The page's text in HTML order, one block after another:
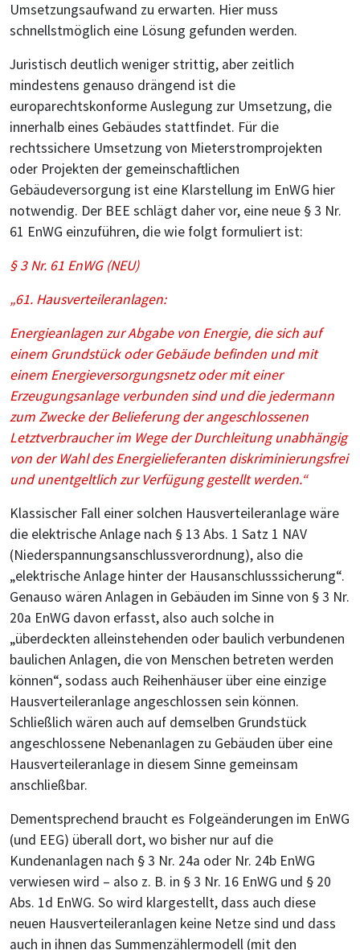
Umsetzungsaufwand zu erwarten. Hier muss
schnellstmöglich eine Lösung gefunden werden.
Juristisch deutlich weniger strittig, aber zeitlich
mindestens genauso drängend ist die
europarechtskonforme Auslegung zur Umsetzung, die
innerhalb eines Gebäudes stattfindet. Für die
rechtssichere Umsetzung von Mieterstromprojekten
oder Projekten der gemeinschaftlichen
Gebäudeversorgung ist eine Klarstellung im EnWG hier
notwendig. Der BEE schlägt daher vor, eine neue § 3 Nr.
61 EnWG einzuführen, die wie folgt formuliert ist:
§ 3 Nr. 61 EnWG (NEU)
„61. Hausverteileranlagen:
Energieanlagen zur Abgabe von Energie, die sich auf
einem Grundstück oder Gebäude befinden und mit
einem Energieversorgungsnetz oder mit einer
Erzeugungsanlage verbunden sind und die jedermann
zum Zwecke der Belieferung der angeschlossenen
Letztverbraucher im Wege der Durchleitung unabhängig
von der Wahl des Energielieferanten diskriminierungsfrei
und unentgeltlich zur Verfügung gestellt werden.“
Klassischer Fall einer solchen Hausverteileranlage wäre
die elektrische Anlage nach § 13 Abs. 1 Satz 1 NAV
(Niederspannungsanschlussverordnung), also die
„elektrische Anlage hinter der Hausanschlusssicherung“.
Genauso wären Anlagen in Gebäuden im Sinne von § 3 Nr.
20a EnWG davon erfasst, also auch solche in
„überdeckten alleinstehenden oder baulich verbundenen
baulichen Anlagen, die von Menschen betreten werden
können“, sodass auch Reihenhäuser über eine einzige
Hausverteileranlage angeschlossen sein können.
Schließlich wären auch auf demselben Grundstück
angeschlossene Nebenanlagen zu Gebäuden über eine
Hausverteileranlage in diesem Sinne gemeinsam
anschließbar.
Dementsprechend braucht es Folgeänderungen im EnWG
(und EEG) überall dort, wo bisher nur auf die
Kundenanlagen nach § 3 Nr. 24a oder Nr. 24b EnWG
verwiesen wird – also z. B. in § 3 Nr. 16 EnWG und § 20
Abs. 1d EnWG. So wird klargestellt, dass auch diese
neuen Hausverteileranlagen keine Netze sind und dass
auch in ihnen das Summenzählermodell (mit den